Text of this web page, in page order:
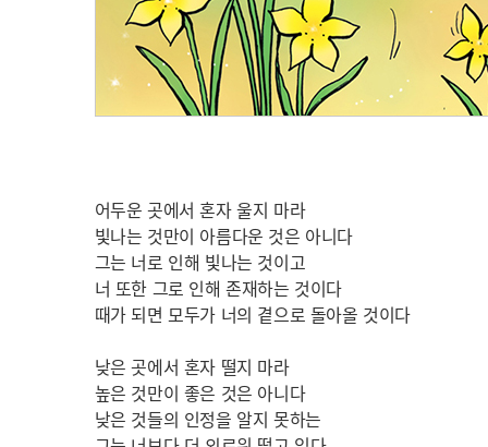
어두운 곳에서 혼자 울지 마라
빛나는 것만이 아름다운 것은 아니다
그는 너로 인해 빛나는 것이고
너 또한 그로 인해 존재하는 것이다
때가 되면 모두가 너의 곁으로 돌아올 것이다
낮은 곳에서 혼자 떨지 마라
높은 것만이 좋은 것은 아니다
낮은 것들의 인정을 알지 못하는